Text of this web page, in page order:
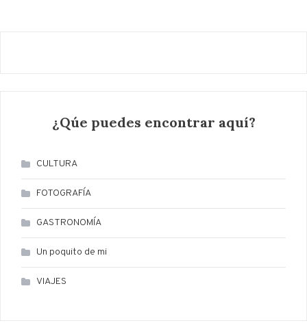
¿Qúe puedes encontrar aquí?
CULTURA
FOTOGRAFÍA
GASTRONOMÍA
Un poquito de mi
VIAJES